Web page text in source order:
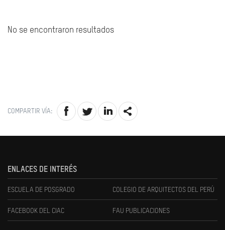
No se encontraron resultados
COMPARTIR VÍA:
ENLACES DE INTERÉS
ESCUELA DE POSGRADO COLEGIO DE ARQUITECTOS DEL PERÚ
FACEBOOK DEL CIAC FAU PUBLICACIONES